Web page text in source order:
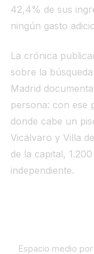
42,4% de sus
ningún gasto
La crónica
sobre la
Madrid
persona: con ese
donde cabe un
Vicálvaro y Villa
de la capital,
independiente.
Espacio medio